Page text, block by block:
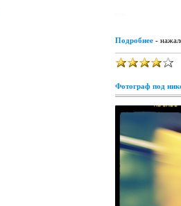
Подробнее -
Фотограф под